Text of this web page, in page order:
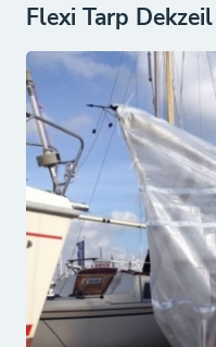
Flexi Tarp